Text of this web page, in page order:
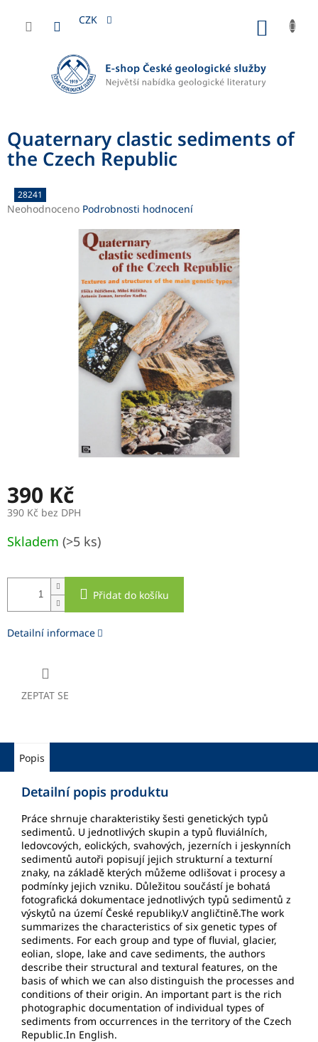
obsah
CZK
Quaternary clastic sediments of
the Czech Republic
28241
Průměrné
Neohodnoceno Podrobnosti hodnocení
390 Kč
390 Kč bez DPH
cena:
Skladem (>5 ks)
Přidat do košíku
Detailní informace
ZEPTAT SE
Popis
Detailní popis produktu
Práce shrnuje charakteristiky šesti genetických typů
sedimentů. U jednotlivých skupin a typů fluviálních,
ledovcových, eolických, svahových, jezerních i jeskynních
sedimentů autoři popisují jejich strukturní a texturní
znaky, na základě kterých můžeme odlišovat i procesy a
podmínky jejich vzniku. Důležitou součástí je bohatá
fotografická dokumentace jednotlivých typů sedimentů z
výskytů na území České republiky.V angličtině.The work
summarizes the characteristics of six genetic types of
sediments. For each group and type of fluvial, glacier,
eolian, slope, lake and cave sediments, the authors
describe their structural and textural features, on the
basis of which we can also distinguish the processes and
conditions of their origin. An important part is the rich
photographic documentation of individual types of
sediments from occurrences in the territory of the Czech
Republic.In English.